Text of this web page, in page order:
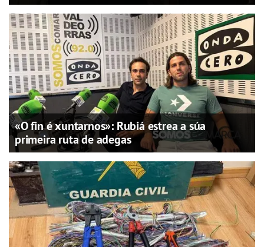
«O fin é xuntarnos»: Rubiá estrea a súa
primeira ruta de adegas